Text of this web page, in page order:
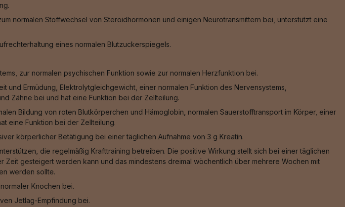
normalen Stoffwechsel von Steroidhormonen und einigen Neurotransmittern bei, unterstützt eine
eines normalen Blutzuckerspiegels.
zur normalen psychischen Funktion sowie zur normalen Herzfunktion bei.
Ermüdung, Elektrolytgleichgewicht, einer normalen Funktion des Nervensystems,
Zähne bei und hat eine Funktion bei der Zellteilung.
Bildung von roten Blutkörperchen und Hämoglobin, normalen Sauerstofftransport im Körper, einer
eine Funktion bei der Zellteilung.
körperlicher Betätigung bei einer täglichen Aufnahme von 3 g Kreatin.
die regelmäßig Krafttraining betreiben. Die positive Wirkung stellt sich bei einer täglichen
gesteigert werden kann und das mindestens dreimal wöchentlich über mehrere Wochen mit
werden sollte.
Knochen bei.
Jetlag-Empfindung bei.